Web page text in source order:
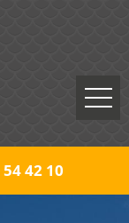
42 10